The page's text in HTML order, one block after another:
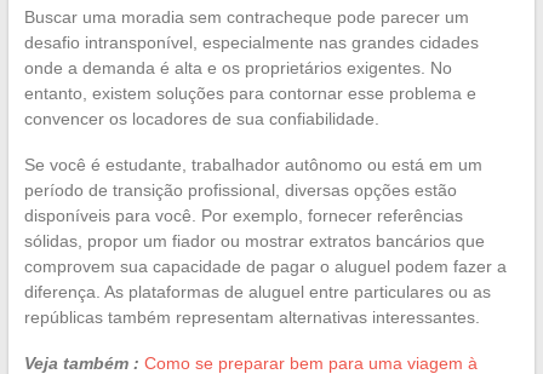
Buscar uma moradia sem contracheque pode parecer um
desafio intransponível, especialmente nas grandes cidades
onde a demanda é alta e os proprietários exigentes. No
entanto, existem soluções para contornar esse problema e
convencer os locadores de sua confiabilidade.
Se você é estudante, trabalhador autônomo ou está em um
período de transição profissional, diversas opções estão
disponíveis para você. Por exemplo, fornecer referências
sólidas, propor um fiador ou mostrar extratos bancários que
comprovem sua capacidade de pagar o aluguel podem fazer a
diferença. As plataformas de aluguel entre particulares ou as
repúblicas também representam alternativas interessantes.
Veja também : Como se preparar bem para uma viagem à